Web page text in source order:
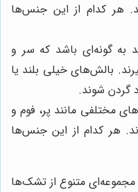
هر کدام از این جنس‌ها
به گونه‌ای باشد که سر و
بالش‌های خیلی بلند یا
گردن شوند.
مختلفی مانند پر، فوم و
هر کدام از این جنس‌ها
متنوع از تشک‌ها